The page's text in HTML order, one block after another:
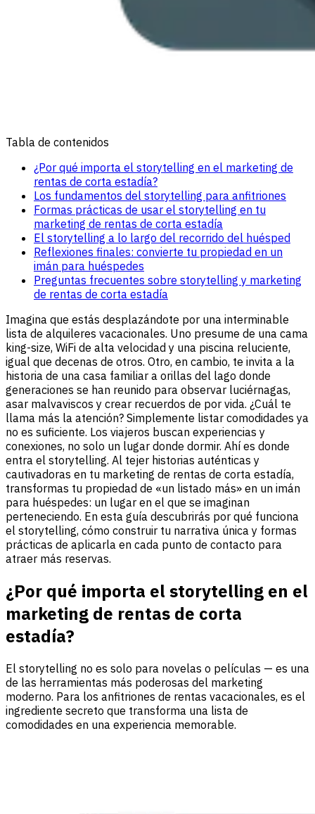
Tabla de contenidos
¿Por qué importa el storytelling en el marketing de
rentas de corta estadía?
Los fundamentos del storytelling para anfitriones
Formas prácticas de usar el storytelling en tu
marketing de rentas de corta estadía
El storytelling a lo largo del recorrido del huésped
Reflexiones finales: convierte tu propiedad en un
imán para huéspedes
Preguntas frecuentes sobre storytelling y marketing
de rentas de corta estadía
Imagina que estás desplazándote por una interminable
lista de alquileres vacacionales. Uno presume de una cama
king-size, WiFi de alta velocidad y una piscina reluciente,
igual que decenas de otros. Otro, en cambio, te invita a la
historia de una casa familiar a orillas del lago donde
generaciones se han reunido para observar luciérnagas,
asar malvaviscos y crear recuerdos de por vida. ¿Cuál te
llama más la atención? Simplemente listar comodidades ya
no es suficiente. Los viajeros buscan experiencias y
conexiones, no solo un lugar donde dormir. Ahí es donde
entra el storytelling. Al tejer historias auténticas y
cautivadoras en tu marketing de rentas de corta estadía,
transformas tu propiedad de «un listado más» en un imán
para huéspedes: un lugar en el que se imaginan
perteneciendo. En esta guía descubrirás por qué funciona
el storytelling, cómo construir tu narrativa única y formas
prácticas de aplicarla en cada punto de contacto para
atraer más reservas.
¿Por qué importa el storytelling en el
marketing de rentas de corta
estadía?
El storytelling no es solo para novelas o películas — es una
de las herramientas más poderosas del marketing
moderno. Para los anfitriones de rentas vacacionales, es el
ingrediente secreto que transforma una lista de
comodidades en una experiencia memorable.